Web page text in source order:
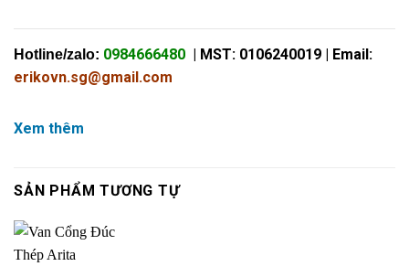
Hotline/zalo: 0984666480
| MST: 0106240019 | Email:
erikovn.sg@gmail.com
Xem thêm
SẢN PHẨM TƯƠNG TỰ